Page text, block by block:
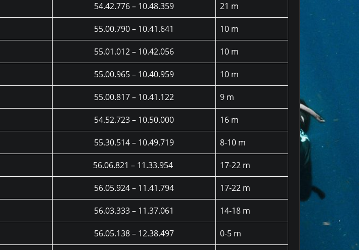
54.42.776 – 10.48.359 21 m
55.00.790 – 10.41.641 10 m
55.01.012 – 10.42.056 10 m
55.00.965 – 10.40.959 10 m
55.00.817 – 10.41.122 9 m
54.52.723 – 10.50.000 16 m
55.30.514 – 10.49.719 8-10 m
56.06.821 – 11.33.954 17-22 m
56.05.924 – 11.41.794 17-22 m
56.03.333 – 11.37.061 14-18 m
56.05.138 – 12.38.497 0-5 m